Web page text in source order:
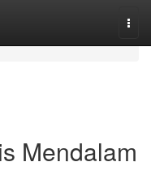
Mendalam